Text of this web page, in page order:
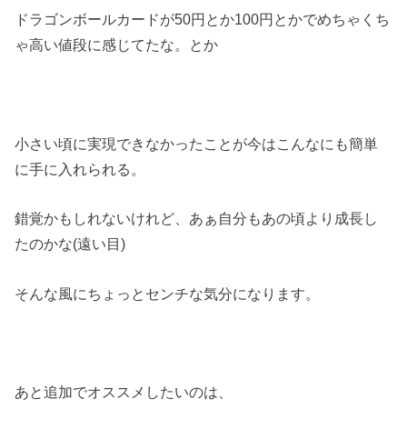
ドラゴンボールカードが50円とか100円とかでめちゃくち
ゃ高い値段に感じてたな。とか
小さい頃に実現できなかったことが今はこんなにも簡単
に手に入れられる。
錯覚かもしれないけれど、あぁ自分もあの頃より成長し
たのかな(遠い目)
そんな風にちょっとセンチな気分になります。
あと追加でオススメしたいのは、